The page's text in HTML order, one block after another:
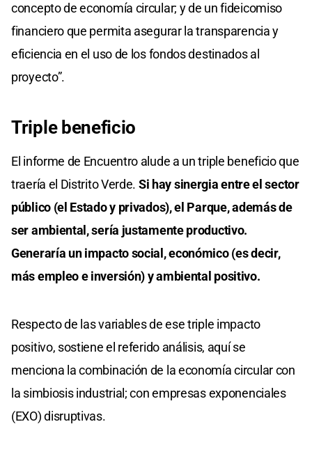
concepto de economía circular; y de un fideicomiso
financiero que permita asegurar la transparencia y
eficiencia en el uso de los fondos destinados al
proyecto”.
Triple beneficio
El informe de Encuentro alude a un triple beneficio que
traería el Distrito Verde. Si hay sinergia entre el sector
público (el Estado y privados), el Parque, además de
ser ambiental, sería justamente productivo.
Generaría un impacto social, económico (es decir,
más empleo e inversión) y ambiental positivo.
Respecto de las variables de ese triple impacto
positivo, sostiene el referido análisis, aquí se
menciona la combinación de la economía circular con
la simbiosis industrial; con empresas exponenciales
(EXO) disruptivas.